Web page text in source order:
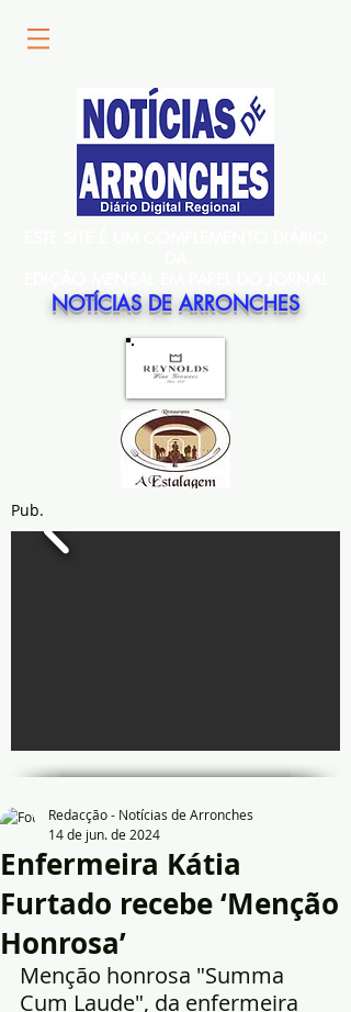
NOTÍCIAS DE ARRONCHES
Pub.
Enfermeira Kátia
Furtado recebe ‘Menção
Honrosa’
Redacção - Notícias de Arronches
14 de jun. de 2024
Menção honrosa "Summa
Cum Laude", da enfermeira